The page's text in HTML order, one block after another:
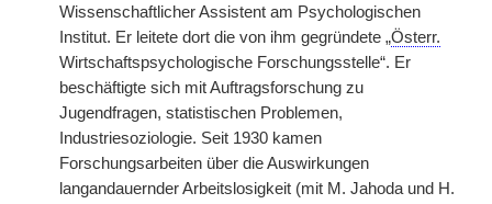
Wissenschaftlicher Assistent am Psychologischen
Institut. Er leitete dort die von ihm gegründete „Österr.
Wirtschaftspsychologische Forschungsstelle“. Er
beschäftigte sich mit Auftragsforschung zu
Jugendfragen, statistischen Problemen,
Industriesoziologie. Seit 1930 kamen
Forschungsarbeiten über die Auswirkungen
langandauernder Arbeitslosigkeit (mit M. Jahoda und H.